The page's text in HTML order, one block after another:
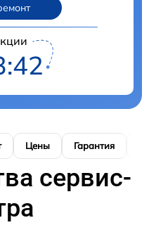
Цены Гарантия
сервис-